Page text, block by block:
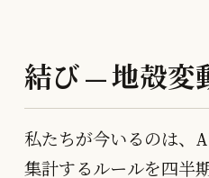
結び — 地殻変
私たちが今いるのは、
集計するルールを四半